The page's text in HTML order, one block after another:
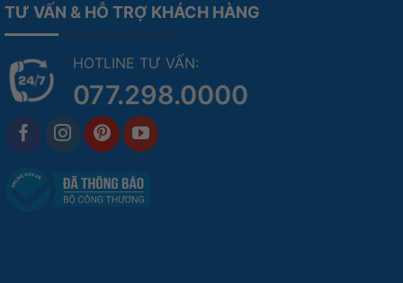
TƯ VẤN & HỖ TRỢ KHÁCH HÀNG
HOTLINE TƯ VẤN:
077.298.0000